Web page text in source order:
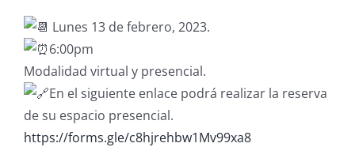
Lunes 13 de febrero, 2023.
6:00pm
Modalidad virtual y presencial.
En el siguiente enlace podrá realizar la reserva
de su espacio presencial.
https://forms.gle/c8hjrehbw1Mv99xa8